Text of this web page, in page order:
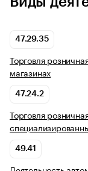
47.29.35
Торговля
магазинах
47.24.2
Торговля
49.41